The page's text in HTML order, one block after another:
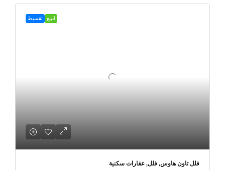
للبيع تقسيط
فلل تاون هاوس, فلل, عقارات سكنية